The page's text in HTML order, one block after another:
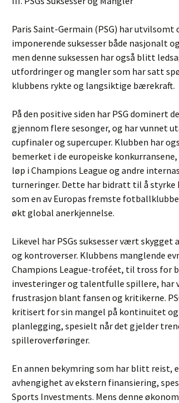
Paris Saint-Germain (PSG) har utvilsomt
imponerende suksesser både nasjonalt
men denne suksessen har også blitt
utfordringer og mangler som har satt
klubbens rykte og langsiktige bærekraft.
På den positive siden har PSG dominert
gjennom flere sesonger, og har vunnet
cupfinaler og supercuper. Klubben har
bemerket i de europeiske
løp i Champions League og andre
turneringer. Dette har bidratt til å styrke
som en av Europas fremste
økt global anerkjennelse.
Likevel har PSGs suksesser vært skygget
og kontroverser. Klubbens manglende
Champions League-troféet, til tross for
investeringer og talentfulle spillere, har
frustrasjon blant fansen og kritikerne.
kritisert for sin mangel på kontinuitet
planlegging, spesielt når det gjelder
spilleroverføringer.
En annen bekymring som har blitt reist,
avhengighet av ekstern finansiering,
Sports Investments. Mens denne